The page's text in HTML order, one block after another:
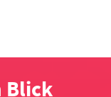
Blick